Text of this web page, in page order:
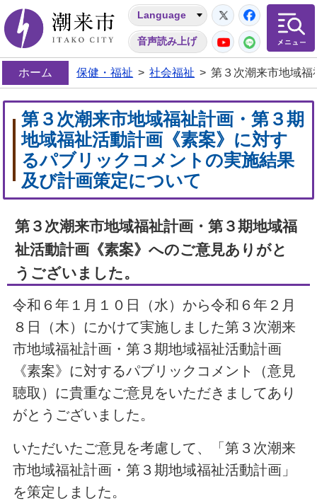
潮来市
Language
音声読み上げ
Twitter
YouTube
LINE
ホーム 保健・福祉 > 社会福祉 > 第３次潮来市地域
第３次潮来市地域福祉計画・第３期
地域福祉活動計画《素案》に対す
るパブリックコメントの実施結果
及び計画策定について
第３次潮来市地域福祉計画・第３期地域福
祉活動計画《素案》へのご意見ありがと
うございました。
令和６年１月１０日（水）から令和６年２月
８日（木）にかけて実施しました第３次潮来
市地域福祉計画・第３期地域福祉活動計画
《素案》に対するパブリックコメント（意見
聴取）に貴重なご意見をいただきましてあり
がとうございました。
いただいたご意見を考慮して、「第３次潮来
市地域福祉計画・第３期地域福祉活動計画」
を策定しました。